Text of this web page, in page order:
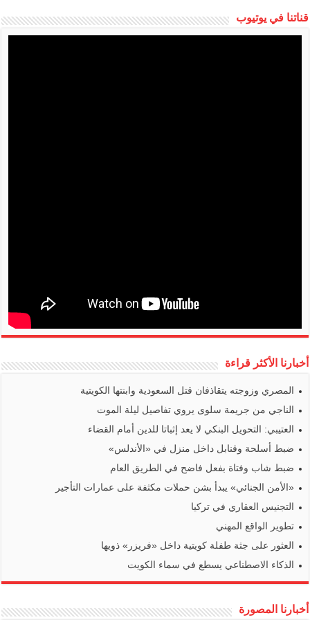
قناتنا في يوتيوب
أخبارنا الأكثر قراءة
المصري وزوجته يتقاذفان قتل السعودية وابنتها الكويتية
الناجي من جريمة سلوى يروي تفاصيل ليلة الموت
العتيبي: التحويل البنكي لا يعد إثباتا للدين أمام القضاء
ضبط أسلحة وقنابل داخل منزل في «الأندلس»
ضبط شاب وفتاة بفعل فاضح في الطريق العام
«الأمن الجنائي» يبدأ بشن حملات مكثفة على عمارات التأجير
التجنيس العقاري في تركيا
تطوير الواقع المهني
العثور على جثة طفلة كويتية داخل «فريزر» ذويها
الذكاء الاصطناعي يسطع في سماء الكويت
أخبارنا المصورة